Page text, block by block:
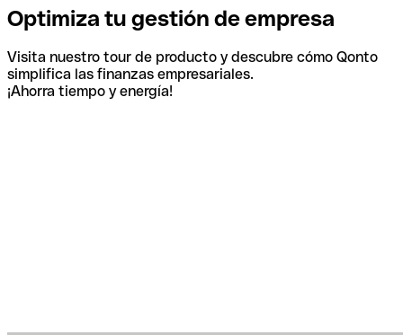
Optimiza tu gestión de empresa
Visita nuestro tour de producto y descubre cómo Qonto
simplifica las finanzas empresariales.
¡Ahorra tiempo y energía!